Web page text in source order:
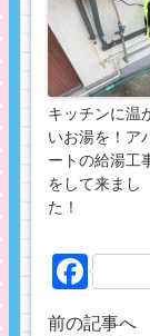
キッチンに温
いお湯を！ア
ートの給湯工
をして来まし
た！
前の記事へ